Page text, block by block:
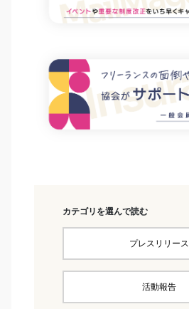
カテゴリを選んで読む
プレスリリース
活動報告